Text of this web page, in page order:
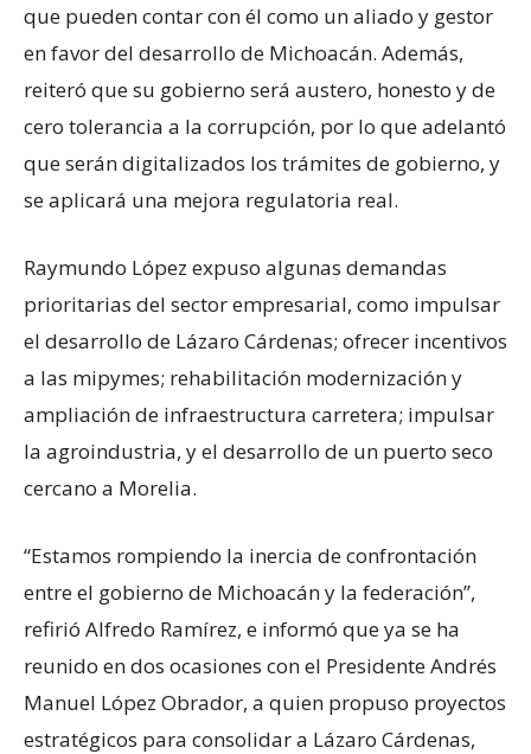
que pueden contar con él como un aliado y gestor
en favor del desarrollo de Michoacán. Además,
reiteró que su gobierno será austero, honesto y de
cero tolerancia a la corrupción, por lo que adelantó
que serán digitalizados los trámites de gobierno, y
se aplicará una mejora regulatoria real.
Raymundo López expuso algunas demandas
prioritarias del sector empresarial, como impulsar
el desarrollo de Lázaro Cárdenas; ofrecer incentivos
a las mipymes; rehabilitación modernización y
ampliación de infraestructura carretera; impulsar
la agroindustria, y el desarrollo de un puerto seco
cercano a Morelia.
“Estamos rompiendo la inercia de confrontación
entre el gobierno de Michoacán y la federación”,
refirió Alfredo Ramírez, e informó que ya se ha
reunido en dos ocasiones con el Presidente Andrés
Manuel López Obrador, a quien propuso proyectos
estratégicos para consolidar a Lázaro Cárdenas,